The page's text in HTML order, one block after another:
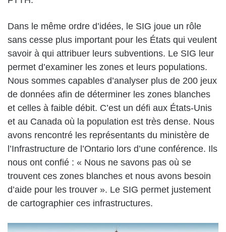
Dans le même ordre d’idées, le SIG joue un rôle
sans cesse plus important pour les États qui veulent
savoir à qui attribuer leurs subventions. Le SIG leur
permet d’examiner les zones et leurs populations.
Nous sommes capables d’analyser plus de 200 jeux
de données afin de déterminer les zones blanches
et celles à faible débit. C’est un défi aux États-Unis
et au Canada où la population est très dense. Nous
avons rencontré les représentants du ministère de
l’Infrastructure de l’Ontario lors d’une conférence. Ils
nous ont confié : « Nous ne savons pas où se
trouvent ces zones blanches et nous avons besoin
d’aide pour les trouver ». Le SIG permet justement
de cartographier ces infrastructures.